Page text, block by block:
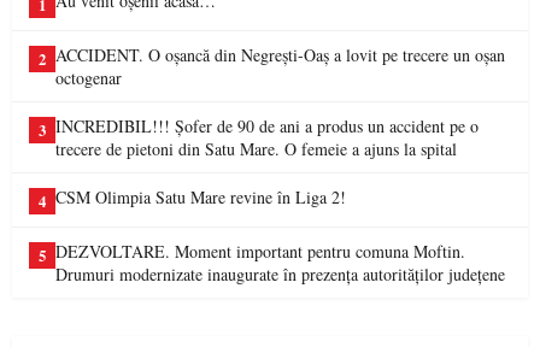
1
2 ACCIDENT. O oșancă din Negrești-Oaș a lovit pe trecere un oșan
octogenar
3 INCREDIBIL!!! Șofer de 90 de ani a produs un accident pe o
trecere de pietoni din Satu Mare. O femeie a ajuns la spital
4 CSM Olimpia Satu Mare revine în Liga 2!
5 DEZVOLTARE. Moment important pentru comuna Moftin.
Drumuri modernizate inaugurate în prezența autorităților județene